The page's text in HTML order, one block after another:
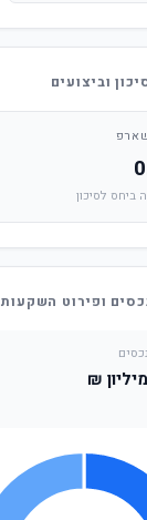
וביצועים
ביחס לסיכון
ופירוט השקעות